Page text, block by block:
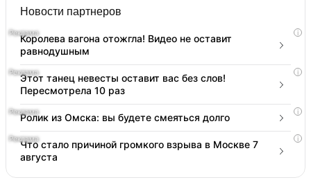
Новости партнеров
i
Королева вагона отожгла! Видео не оставит
равнодушным
i
Этот танец невесты оставит вас без слов!
Пересмотрела 10 раз
i
Ролик из Омска: вы будете смеяться долго
i
Что стало причиной громкого взрыва в Москве 7
августа